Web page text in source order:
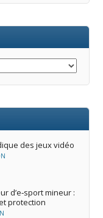
des jeux vidéo
d’e‑sport mineur :
protection